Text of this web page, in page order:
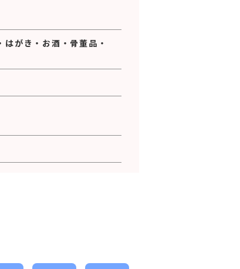
はがき ・ お酒 ・ 骨董品 ・